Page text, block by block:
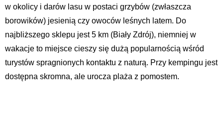
w okolicy i darów lasu w postaci grzybów (zwłaszcza
borowików) jesienią czy owoców leśnych latem. Do
najbliższego sklepu jest 5 km (Biały Zdrój), niemniej w
wakacje to miejsce cieszy się dużą popularnością wśród
turystów spragnionych kontaktu z naturą. Przy kempingu jest
dostępna skromna, ale urocza plaża z pomostem.